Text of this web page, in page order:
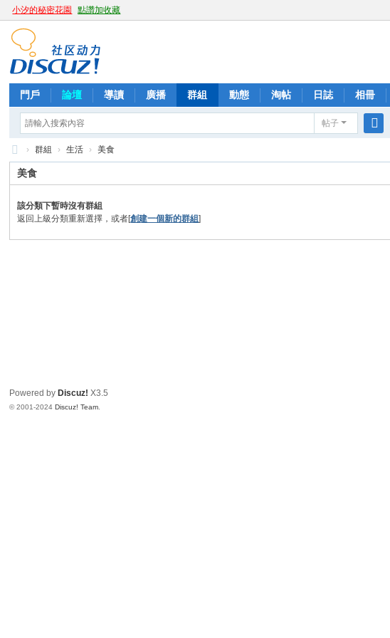
小汐的秘密花園 點讚加收藏
門戶 論壇 導讀 廣播 群組 動態 淘帖 日誌 相冊
帖子
索
向
葵
h7
› 群組 › 生活 › 美食
美食
該分類下暫時沒有群組
返回上級分類重新選擇，或者[創建一個新的群組]
Powered by Discuz! X3.5
© 2001-2024Discuz! Team